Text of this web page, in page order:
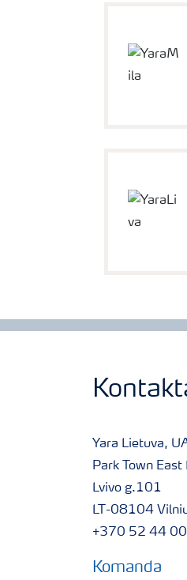
Yara Lietuva,
Park Town East
Lvivo g.101
LT-08104
+370 52 44
Komanda